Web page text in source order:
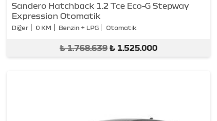
Sandero Hatchback 1.2 Tce Eco-G Stepway
Expression Otomatik
Diğer 0 KM Benzin + LPG Otomatik
₺1.768.639 ₺ 1.525.000